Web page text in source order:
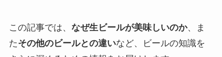
この記事では、 なぜ生ビールが美味しいのか、ま
たその他のビールとの違いなど、ビールの知識を